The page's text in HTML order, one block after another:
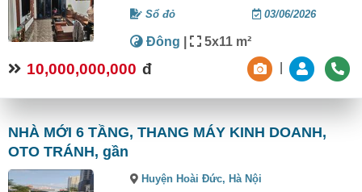
Sổ đỏ 03/06/2026
Đông | 5x11 m²
10,000,000,000 đ
NHÀ MỚI 6 TẦNG, THANG MÁY KINH DOANH,
OTO TRÁNH, gần
Huyện Hoài Đức,Hà Nội